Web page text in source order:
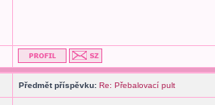
Předmět příspěvku: Re: Přebalovací pult